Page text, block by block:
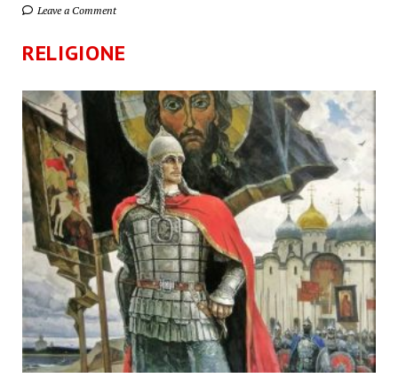
Leave a Comment
RELIGIONE